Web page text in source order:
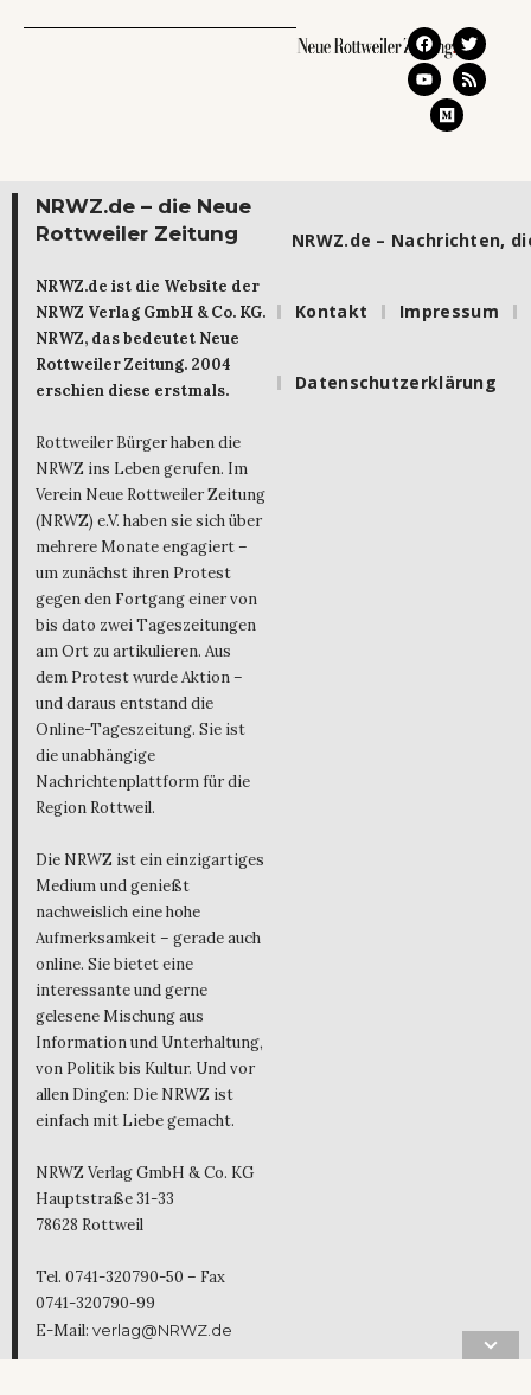
NRWZ.de – die Neue
Rottweiler Zeitung
NRWZ.de ist die Website der
NRWZ Verlag GmbH & Co. KG.
NRWZ, das bedeutet Neue
Rottweiler Zeitung. 2004
erschien diese erstmals.
Rottweiler Bürger haben die
NRWZ ins Leben gerufen. Im
Verein Neue Rottweiler Zeitung
(NRWZ) e.V. haben sie sich über
mehrere Monate engagiert –
um zunächst ihren Protest
gegen den Fortgang einer von
bis dato zwei Tageszeitungen
am Ort zu artikulieren. Aus
dem Protest wurde Aktion –
und daraus entstand die
Online-Tageszeitung. Sie ist
die unabhängige
Nachrichtenplattform für die
Region Rottweil.
Die NRWZ ist ein einzigartiges
Medium und genießt
nachweislich eine hohe
Aufmerksamkeit – gerade auch
online. Sie bietet eine
interessante und gerne
gelesene Mischung aus
Information und Unterhaltung,
von Politik bis Kultur. Und vor
allen Dingen: Die NRWZ ist
einfach mit Liebe gemacht.
NRWZ Verlag GmbH & Co. KG
Hauptstraße 31-33
78628 Rottweil
Tel. 0741-320790-50 – Fax
0741-320790-99
E-Mail: verlag@NRWZ.de
NRWZ.de – Nachrichten,
Kontakt Impressum
Datenschutzerklärung